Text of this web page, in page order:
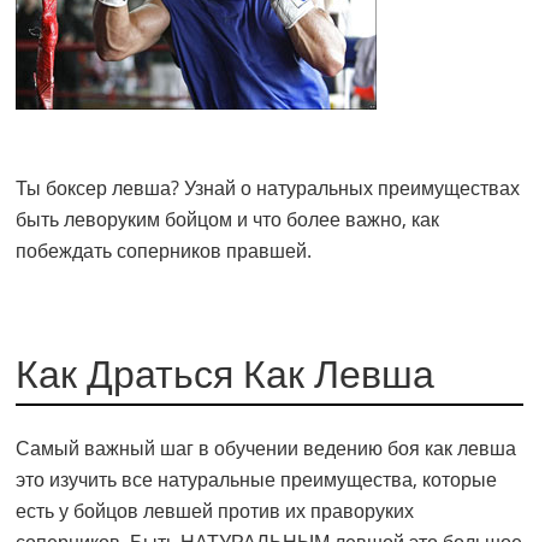
Ты боксер левша? Узнай о натуральных преимуществах
быть леворуким бойцом и что более важно, как
побеждать соперников правшей.
Как Драться Как Левша
Самый важный шаг в обучении ведению боя как левша
это изучить все натуральные преимущества, которые
есть у бойцов левшей против их праворуких